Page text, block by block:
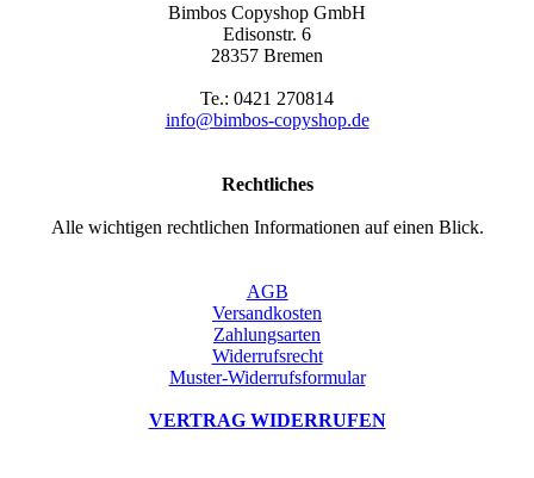
Bimbos Copyshop GmbH
Edisonstr. 6
28357 Bremen
Te.: 0421 270814
info@bimbos-copyshop.de
Rechtliches
Alle wichtigen rechtlichen Informationen auf einen Blick.
AGB
Versandkosten
Zahlungsarten
Widerrufsrecht
Muster-Widerrufsformular
VERTRAG WIDERRUFEN